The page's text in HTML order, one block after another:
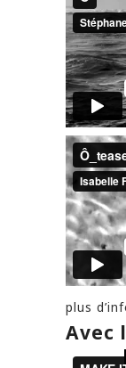
plus
Avec